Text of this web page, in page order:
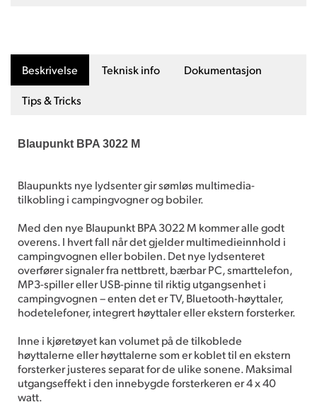
Beskrivelse Teknisk info Dokumentasjon
Tips & Tricks
Blaupunkt BPA 3022 M
Blaupunkts nye lydsenter gir sømløs multimedia-
tilkobling i campingvogner og bobiler.
Med den nye Blaupunkt BPA 3022 M kommer alle godt
overens. I hvert fall når det gjelder multimedieinnhold i
campingvognen eller bobilen. Det nye lydsenteret
overfører signaler fra nettbrett, bærbar PC, smarttelefon,
MP3-spiller eller USB-pinne til riktig utgangsenhet i
campingvognen – enten det er TV, Bluetooth-høyttaler,
hodetelefoner, integrert høyttaler eller ekstern forsterker.
Inne i kjøretøyet kan volumet på de tilkoblede
høyttalerne eller høyttalerne som er koblet til en ekstern
forsterker justeres separat for de ulike sonene. Maksimal
utgangseffekt i den innebygde forsterkeren er 4 x 40
watt.